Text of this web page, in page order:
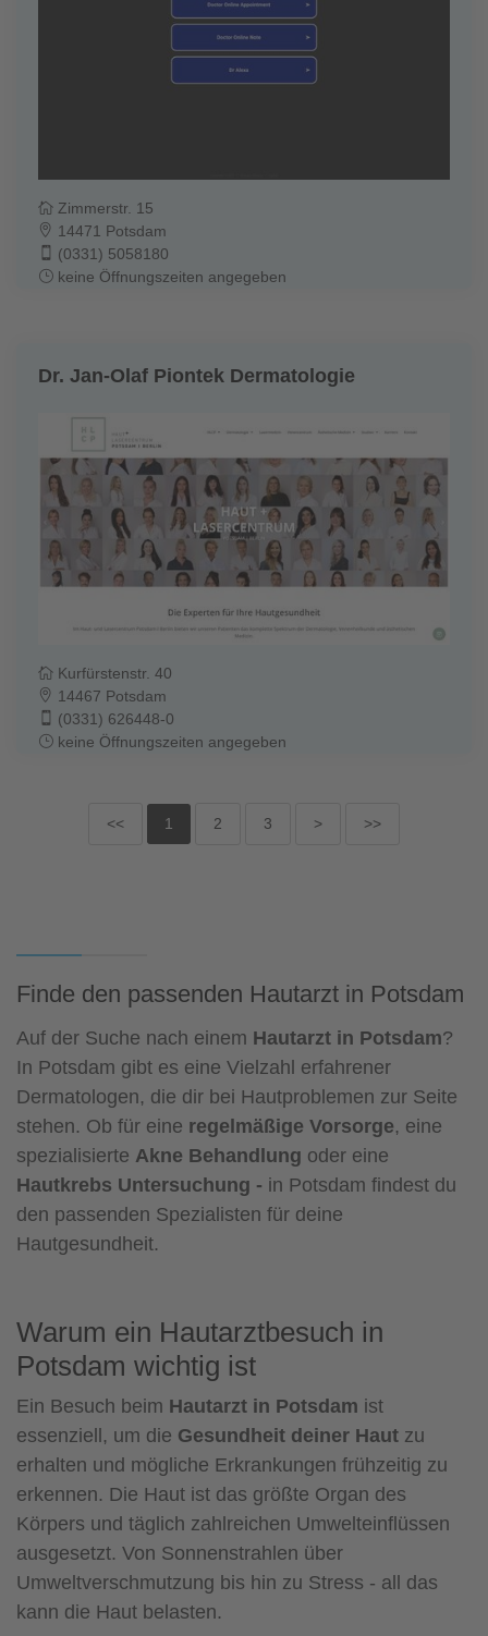
Zimmerstr. 15
14471 Potsdam
(0331) 5058180
keine Öffnungszeiten angegeben
Dr. Jan-Olaf Piontek Dermatologie
Kurfürstenstr. 40
14467 Potsdam
(0331) 626448-0
keine Öffnungszeiten angegeben
<< 1 2 3 > >>
Finde den passenden Hautarzt in Potsdam
Auf der Suche nach einem Hautarzt in Potsdam?
In Potsdam gibt es eine Vielzahl erfahrener
Dermatologen, die dir bei Hautproblemen zur Seite
stehen. Ob für eine regelmäßige Vorsorge, eine
spezialisierte Akne Behandlung oder eine
Hautkrebs Untersuchung - in Potsdam findest du
den passenden Spezialisten für deine
Hautgesundheit.
Warum ein Hautarztbesuch in
Potsdam wichtig ist
Ein Besuch beim Hautarzt in Potsdam ist
essenziell, um die Gesundheit deiner Haut zu
erhalten und mögliche Erkrankungen frühzeitig zu
erkennen. Die Haut ist das größte Organ des
Körpers und täglich zahlreichen Umwelteinflüssen
ausgesetzt. Von Sonnenstrahlen über
Umweltverschmutzung bis hin zu Stress - all das
kann die Haut belasten.